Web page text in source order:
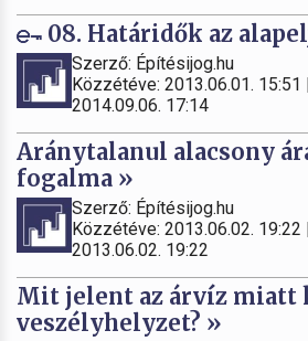
08. Határidők az
Szerző: Építésijog.hu
Közzétéve: 2013.06.01.
2014.09.06. 17:14
Aránytalanul alacsony
fogalma »
Szerző: Építésijog.hu
Közzétéve: 2013.06.02.
2013.06.02. 19:22
Mit jelent az árvíz
veszélyhelyzet? »